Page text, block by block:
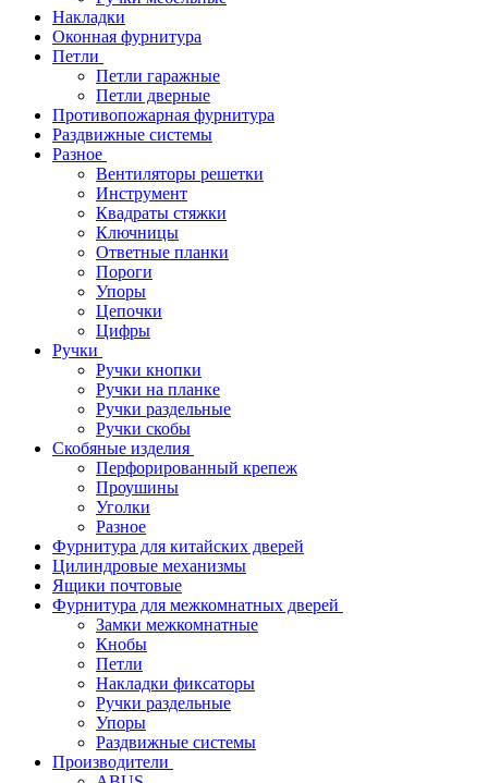
Накладки
Оконная фурнитура
Петли
Петли гаражные
Петли дверные
Противопожарная фурнитура
Раздвижные системы
Разное
Вентиляторы решетки
Инструмент
Квадраты стяжки
Ключницы
Ответные планки
Пороги
Упоры
Цепочки
Цифры
Ручки
Ручки кнопки
Ручки на планке
Ручки раздельные
Ручки скобы
Скобяные изделия
Перфорированный крепеж
Проушины
Уголки
Разное
Фурнитура для китайских дверей
Цилиндровые механизмы
Ящики почтовые
Фурнитура для межкомнатных дверей
Замки межкомнатные
Кнобы
Петли
Накладки фиксаторы
Ручки раздельные
Упоры
Раздвижные системы
Производители